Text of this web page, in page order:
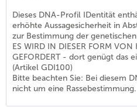
Dieses DNA-Profil IDentität
erhöhte Aussagesicherheit in
zur Bestimmung der
ES WIRD IN DIESER FORM VON
GEFORDERT - dort genügt das
(Artikel GDI100)
Bitte beachten Sie: Bei diesem
nicht um eine Rassebestimmung.